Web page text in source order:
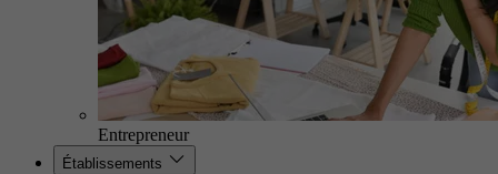
Entrepreneur
Établissements